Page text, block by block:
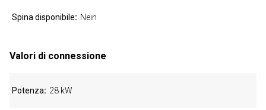
Spina disponibile Nein
Valori di connessione
Potenza 28 kW